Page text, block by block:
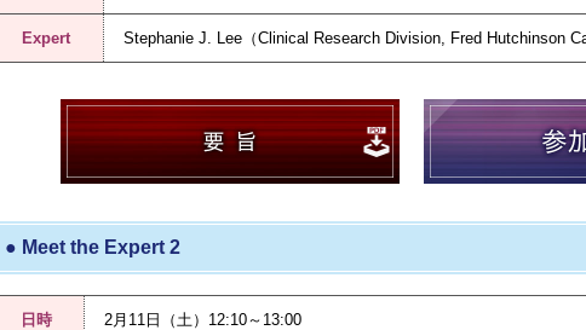
Expert Stephanie J. Lee（Clinical Research Division, Fred Hutchinson
● Meet the Expert 2
日時 2月11日（土）12:10～13:00